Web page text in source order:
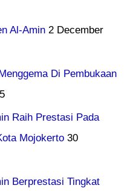
Al-Amin 2 December
Di Pembukaan
Raih Prestasi Pada
Mojokerto 30
Berprestasi Tingkat